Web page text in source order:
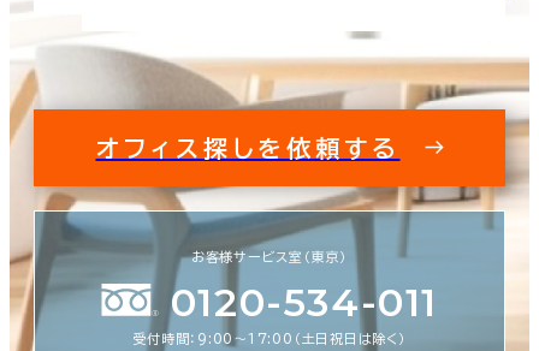
オフィス探しを依頼する
お客様サービス室（東京）
0120-534-011
受付時間：9:00〜17:00（土日祝日は除く）